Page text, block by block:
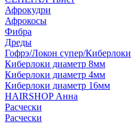
Афрокудри
Афрокосы
Фибра
Дреды
Гофрэ/Локон супер/Киберлоки
Киберлоки диаметр 8мм
Киберлоки диаметр 4мм
Киберлоки диаметр 16мм
HAIRSHOP Анна
Расчески
Расчески